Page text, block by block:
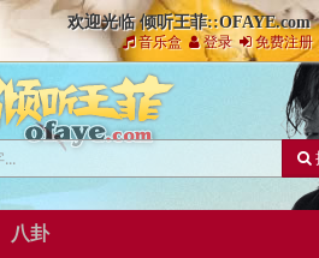
欢迎光临 倾听王菲::OFAYE.com
音乐盒 登录 免费注册
八卦